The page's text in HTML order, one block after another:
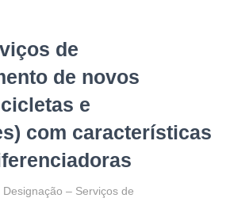
de
de novos
e
com características
Designação – Serviços de